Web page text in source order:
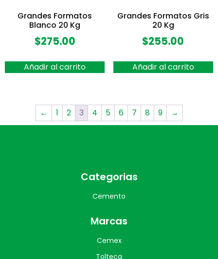
Grandes Formatos
Blanco 20 Kg
$275.00
Añadir al carrito
Grandes Formatos Gris
20 Kg
$255.00
Añadir al carrito
← 1 2 3 4 5 6 7 8 9 →
Categorias
Cemento
Marcas
Cemex
Tolteca